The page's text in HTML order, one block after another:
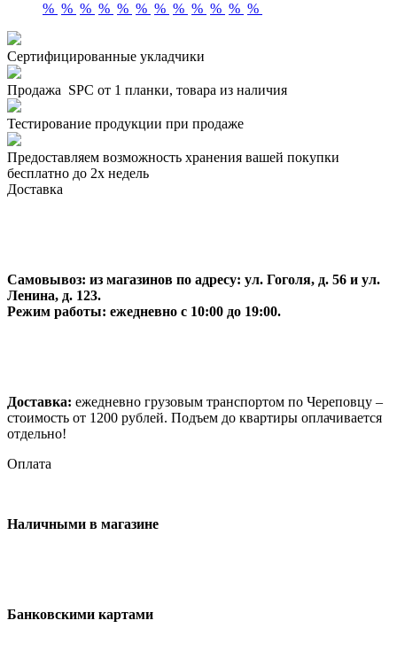
% % % % % % % % % % % %
Сертифицированные укладчики
Продажа SPC от 1 планки, товара из наличия
Тестирование продукции при продаже
Предоставляем возможность хранения вашей покупки
бесплатно до 2х недель
Доставка
Самовывоз: из магазинов по адресу: ул. Гоголя, д. 56 и ул.
Ленина, д. 123.
Режим работы: ежедневно с 10:00 до 19:00.
Доставка: ежедневно грузовым транспортом по Череповцу –
стоимость от 1200 рублей. Подъем до квартиры оплачивается
отдельно!
Оплата
Наличными в магазине
Банковскими картами